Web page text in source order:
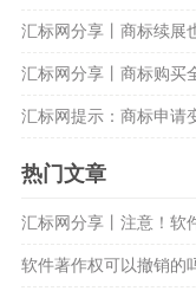
汇标网分享丨商标续展
汇标网分享丨商标购买
汇标网提示：商标申请
热门文章
软件著作权可以撤销的